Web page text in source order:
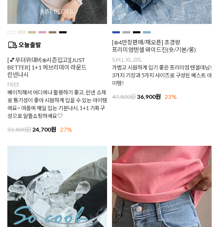
[💕무더위대비❄️시즌입고][JUST
BETTER] 1+1 에브리데이 라운드
린넨나시
FREE
베이직해서 어디에나 활용하기 좋고, 린넨 소재
로 통기성이 좋아 시원하게 입을 수 있는 아이템
에요~ 여름에 매일 입는 기본나시, 1+1 기획구
성으로 알뜰쇼핑하세요♡
33,800원24,700원 27%
[❄️4만장판매/재오픈] 초경량
프리미엄텐셀 와이드진(숏/기본/롱)
S,M,L,XL,2XL
가볍고 시원하게 입기 좋은 프리미엄 텐셀데님!
3가지 기장과 5가지 사이즈로 구성된 베스트 아
이템!
47,800원36,900원 23%